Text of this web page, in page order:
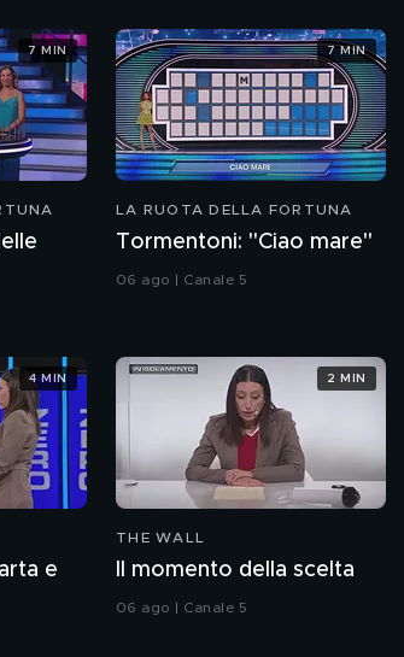
7 MIN
LA RUOTA DELLA FORTUNA
Tormentoni: "Ciao mare"
06 ago | Canale 5
7 MIN
e
4 MIN
THE WALL
Il momento della scelta
06 ago | Canale 5
2 MIN